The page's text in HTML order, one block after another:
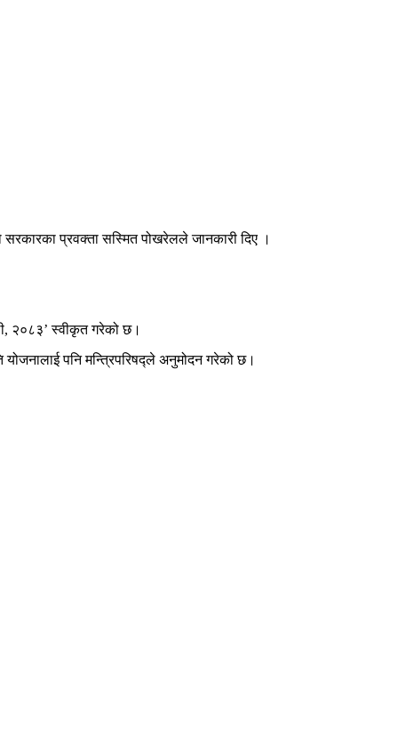
सरकारका प्रवक्ता सस्मित पोखरेलले जानकारी दिए ।
२०८३’ स्वीकृत गरेको छ।
योजनालाई पनि मन्त्रिपरिषद्ले अनुमोदन गरेको छ।